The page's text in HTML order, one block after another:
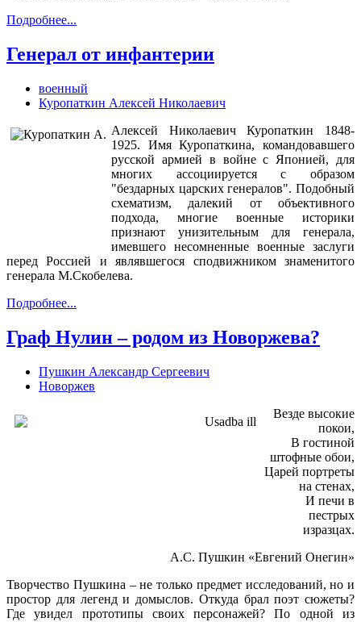
Подробнее...
Генерал от инфантерии
военный
Куропаткин Алексей Николаевич
Алексей Николаевич Куропаткин 1848-
1925. Имя Куропаткина, командовавшего
русской армией в войне с Японией, для
многих ассоциируется с образом
"бездарных царских генералов". Подобный
схематизм, далекий от объективного
подхода, многие военные историки
признают унизительным для генерала,
имевшего несомненные военные заслуги
перед Россией и являвшегося сподвижником знаменитого
генерала М.Скобелева.
Подробнее...
Граф Нулин – родом из Новоржева?
Пушкин Александр Сергеевич
Новоржев
Везде высокие
покои,
В гостиной
штофные обои,
Царей портреты
на стенах,
И печи в
пестрых
изразцах.
А.С. Пушкин «Евгений Онегин»
Творчество Пушкина – не только предмет исследований, но и
простор для легенд и домыслов. Откуда брал поэт сюжеты?
Где увидел прототипы своих персонажей? По одной из